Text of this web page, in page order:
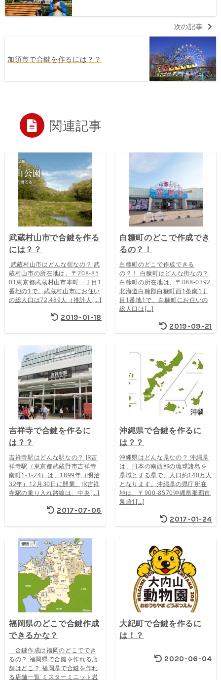
次の記事
加須市で合鍵を作るには？？
関連記事
武蔵村山市で合鍵を作る
には？？
武蔵村山市はどんな街なの？ 武
蔵村山市の所在地は、〒208-85
01東京都武蔵村山市本町一丁目1
番地の1で、武蔵村山市にお住い
の総人口は72,489人（推計人[…]
2019-01-18
白糠町のどこで作成でき
るの？！
白糠町のどこで作成できる
の？！ 白糠町はどんな街なの？
白糠町の所在地は、〒088-0392
北海道白糠郡白糠町西1条南1丁
目1番地1で、白糠町にお住いの
総人口は[…]
2019-09-21
吉祥寺で合鍵を作るに
は？？
吉祥寺駅はどんな駅なの？ JR吉
祥寺駅（東京都武蔵野市吉祥寺
南町1-1-24）は、1899年（明治
32年）12月30日に開業、JR吉祥
寺駅の乗り入れ路線は、中央[…]
2017-07-06
沖縄県で合鍵を作るに
は？？
沖縄県はどんな県なの？ 沖縄県
は、日本の南西部の琉球諸島を
県域とする県で、人口約140万人
となります。沖縄県の県庁所在
地は、〒900-8570沖縄県那覇市
泉崎1[…]
2017-01-24
福岡県のどこで合鍵作成
できるかな？
合鍵作成は福岡のどこででき
るの？ 福岡県で合鍵を作れる店
舗はどこ？ 福岡県で合鍵を作れ
る店舗一覧 ミスターミニット岩
大紀町で合鍵を作るに
は！？
2020-06-04